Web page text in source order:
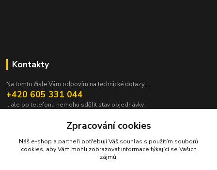
Kontakty
Na tomto čísle Vám odpovím na technické dotazy...
+420 605 331 044
...ale po telefonu nemohu sdělit stav objednávky.
pavek@janpavek.comZpracování cookies
Náš e-shop a partneři potřebují Váš souhlas s použitím souborů
cookies, aby Vám mohli zobrazovat informace týkající se Vašich
zájmů.